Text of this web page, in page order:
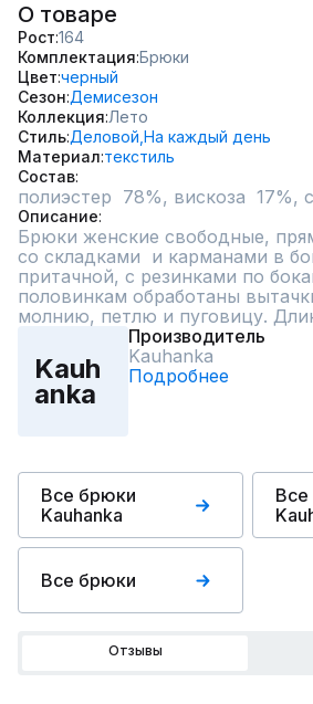
О товаре
Рост 164
Комплектация Брюки
Цвет черный
Сезон Демисезон
Коллекция Лето
Стиль Деловой, На каждый день
Материал текстиль
Состав
полиэстер  78%, вискоза  17%,
Описание
Брюки женские свободные,
со складками  и карманами в
притачной, с резинками по
половинкам обработаны
молнию, петлю и пуговицу.
Kauh
anka
Производитель
Kauhanka
Подробнее
Все брюки
Kauhanka
Все
Все брюки
Отзывы